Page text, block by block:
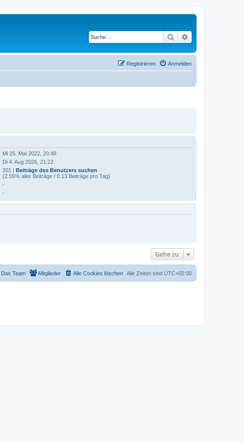
Suche
Anmelden
Registrieren
Mi 25. Mai 2022, 20:48
Di 4. Aug 2026, 21:22
201 | Beiträge des Benutzers suchen
(2.55% aller Beiträge / 0.13 Beiträge pro Tag)
-
-
Gehe zu
Alle Zeiten sind UTC+02:00
Alle Cookies löschen
Mitglieder
Das Team